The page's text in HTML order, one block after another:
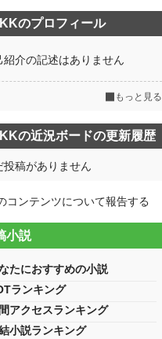
のプロフィール
紹介の記述はありません
もっと見る
の近況ボードの更新履歴
投稿がありません
コンテンツについて報告する
小説
たにおすすめの小説
ランキング
アクセスランキング
小説ランキング